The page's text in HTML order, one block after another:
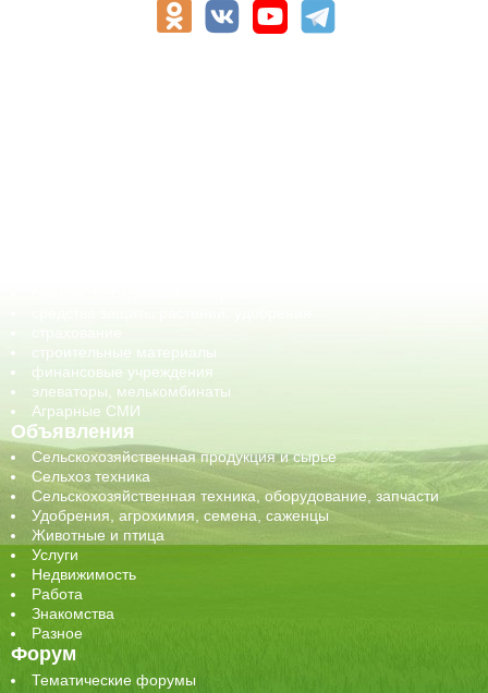
строительные материалы
финансовые учреждения
элеваторы, мелькомбинаты
Аграрные СМИ
Объявления
Сельскохозяйственная продукция и сырье
Сельхоз техника
Сельскохозяйственная техника, оборудование, запчасти
Удобрения, агрохимия, семена, саженцы
Животные и птица
Услуги
Недвижимость
Работа
Знакомства
Разное
Форум
Тематические форумы